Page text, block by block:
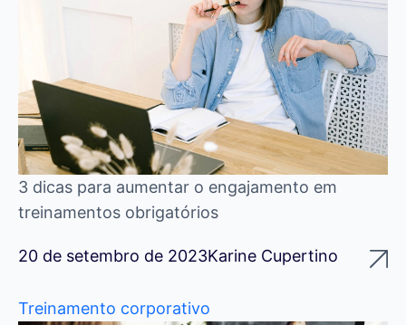
3 dicas para aumentar o engajamento em
treinamentos obrigatórios
20 de setembro de 2023Karine Cupertino
Treinamento corporativo